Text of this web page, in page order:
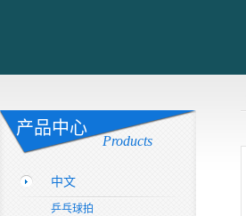
产品中心
Products
中文
乒乓球拍